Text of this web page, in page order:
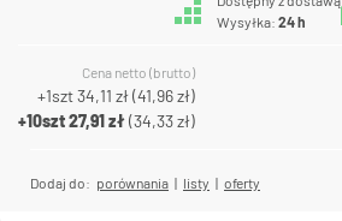
Wysyłka: 24 h
Cena netto (brutto)
+1szt34,11 zł(41,96 zł)
+10szt27,91 zł(34,33 zł)
Dodaj do: porównania | listy | oferty